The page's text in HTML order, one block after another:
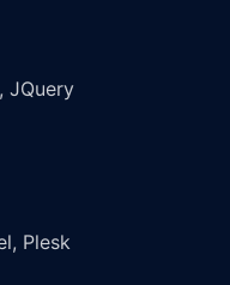
JQuery
Plesk